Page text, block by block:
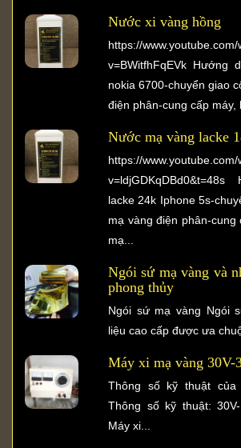
Nước xi vàng hồng
https://www.youtube.com/
v=BWitfhFqEVk Hướng
nokia 6700-chuyển giao
điện phân-cung cấp máy,
Nước mạ vàng lacke
https://www.youtube.com/
lacke 24k Iphone 5s-
mạ vàng điện phân-cung
mạ...
Ngói sứ mạ vàng và
phong thủy
Ngói sứ mạ vàng Ngói
liệu cao cấp được ưa
Máy xi mạ vàng 30V-
Thông số kỹ thuật
Thông số kỹ thuật:
Máy xi...